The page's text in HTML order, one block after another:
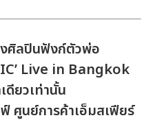
ศิลปินฟังก์ตัวพ่อ
Live in Bangkok
ดียวเท่านั้น
ศูนย์การค้าเอ็มสเฟียร์